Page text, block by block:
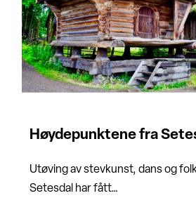
Høydepunktene fra
Utøving av stevkunst, dans og
Setesdal har fått…